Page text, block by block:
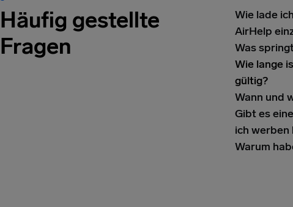
Häufig gestellte
Fragen
Wie lade
AirHelp
Was
Wie lange
gültig?
Wann und
Gibt es
ich werben
Warum